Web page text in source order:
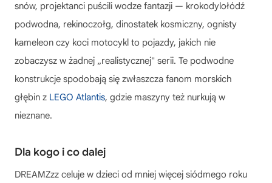
snów, projektanci puścili wodze fantazji — krokodylołódź
podwodna, rekinoczołg, dinostatek kosmiczny, ognisty
kameleon czy koci motocykl to pojazdy, jakich nie
zobaczysz w żadnej „realistycznej" serii. Te podwodne
konstrukcje spodobają się zwłaszcza fanom morskich
głębin z LEGO Atlantis, gdzie maszyny też nurkują w
nieznane.
Dla kogo i co dalej
DREAMZzz celuje w dzieci od mniej więcej siódmego roku